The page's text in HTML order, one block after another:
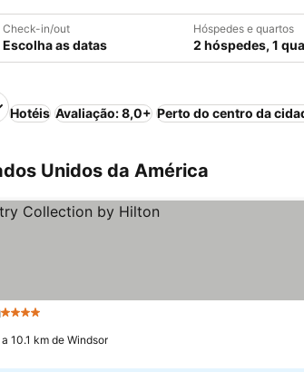
Check-in/out
Escolha as datas
Hóspedes e quartos
2 hóspedes, 1
Hotéis Avaliação: 8,0+ Perto do centro da
Unidos da América
4 Estrelas
10.1 km de Windsor